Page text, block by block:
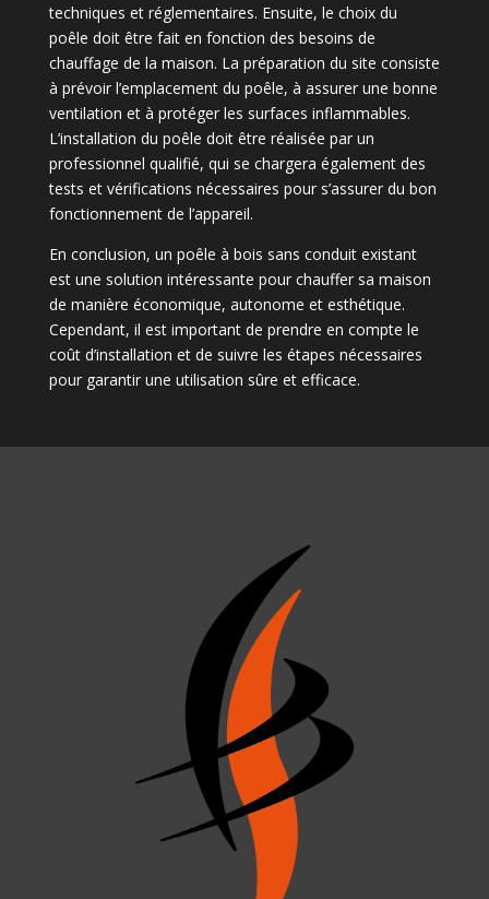
techniques et réglementaires. Ensuite, le choix du
poêle doit être fait en fonction des besoins de
chauffage de la maison. La préparation du site consiste
à prévoir l’emplacement du poêle, à assurer une bonne
ventilation et à protéger les surfaces inflammables.
L’installation du poêle doit être réalisée par un
professionnel qualifié, qui se chargera également des
tests et vérifications nécessaires pour s’assurer du bon
fonctionnement de l’appareil.
En conclusion, un poêle à bois sans conduit existant
est une solution intéressante pour chauffer sa maison
de manière économique, autonome et esthétique.
Cependant, il est important de prendre en compte le
coût d’installation et de suivre les étapes nécessaires
pour garantir une utilisation sûre et efficace.